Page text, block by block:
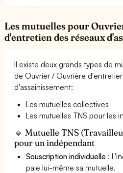
Les mutuelles pour
d'entretien des réseaux
Il existe deux grands types de
de Ouvrier / Ouvrière
d'assainissement:
Les mutuelles collectives
Les mutuelles TNS pour les
🔹 Mutuelle TNS
pour un indépendant
Souscription individuelle :
paie lui-même sa mutuelle.